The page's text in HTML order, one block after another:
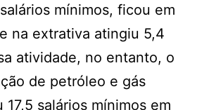
mínimos, ficou em
na extrativa atingiu 5,4
atividade, no entanto, o
de petróleo e gás
17,5 salários mínimos em